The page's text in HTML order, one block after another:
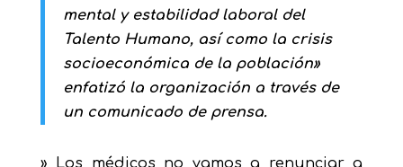
mental y estabilidad laboral del
Talento Humano, así como la crisis
socioeconómica de la población»
enfatizó la organización a través de
un comunicado de prensa.
» Los médicos no vamos a renunciar a